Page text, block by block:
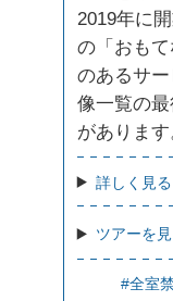
2019年に
の「おも
のあるサ
像一覧の
がありま
詳しく見る
ツアーを
#全室